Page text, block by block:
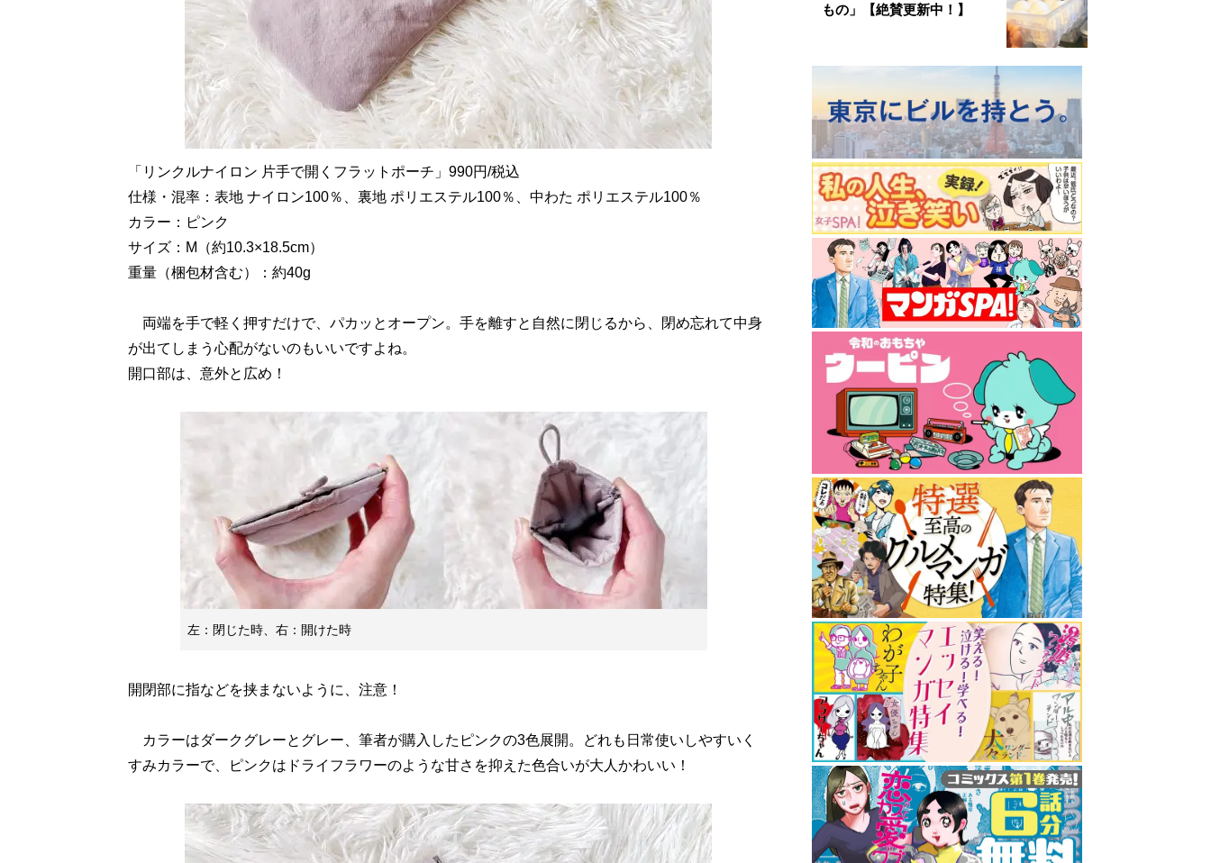
「リンクルナイロン 片手で開くフラットポーチ」990円/税込
仕様・混率：表地 ナイロン100％、裏地 ポリエステル100％、中わた ポリエステル100％
カラー：ピンク
サイズ：M（約10.3×18.5cm）
重量（梱包材含む）：約40g
両端を手で軽く押すだけで、パカッとオープン。手を離すと自然に閉じるから、閉め忘れて中身
が出てしまう心配がないのもいいですよね。
開口部は、意外と広め！
左：閉じた時、右：開けた時
開閉部に指などを挟まないように、注意！
カラーはダークグレーとグレー、筆者が購入したピンクの3色展開。どれも日常使いしやすいく
すみカラーで、ピンクはドライフラワーのような甘さを抑えた色合いが大人かわいい！
もの」【絶賛更新中！】